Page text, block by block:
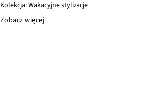
Kolekcja: Wakacyjne stylizacje
Zobacz więcej